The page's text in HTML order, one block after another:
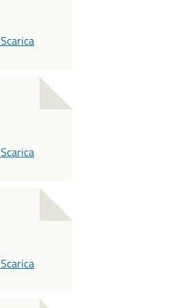
PDF
Scarica
PDF
Scarica
PDF
Scarica